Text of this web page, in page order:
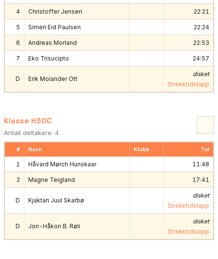
4 Christoffer Jensen 22:21
5 Simen Eid Paulsen 22:24
6 Andreas Morland 22:53
7 Eko Trisucipto 24:57
D Erik Molander Ott
disket
Strekktidslapp
Klasse H30C
Antall deltakere: 4
# Navn Klubb Tid
1 Håvard Mørch Hunskaar 11:48
2 Magne Teigland 17:41
D Kjaktan Juul Skarbø
disket
Strekktidslapp
D Jon-Håkon B. Røli
disket
Strekktidslapp